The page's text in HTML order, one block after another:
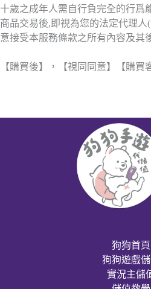
十歲之成年人需自行負完全的行爲
商品交易後,即視為您的法定代理人
意接受本服務條款之所有內容及其
【購買後】，【視同同意】【購買
狗狗首頁
狗狗遊戲
實況主儲